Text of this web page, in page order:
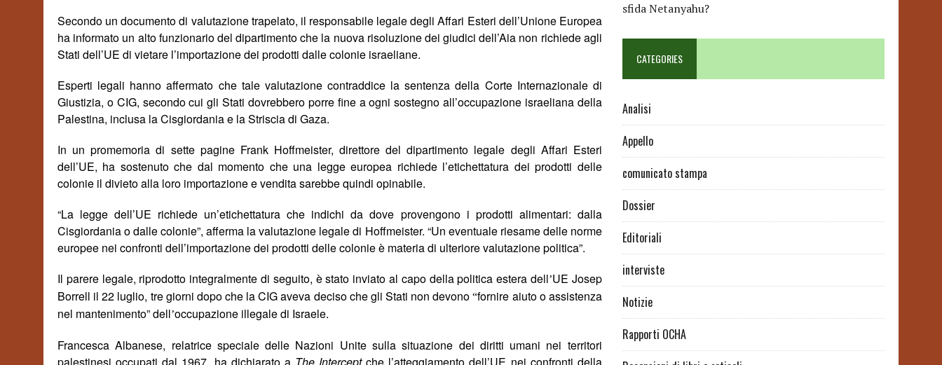
Secondo un documento di valutazione trapelato, il responsabile legale degli Affari Esteri dell’Unione Europea
ha informato un altofunzionario del dipartimento che la nuova risoluzione dei giudici dell’Aia non richiede agli
Stati dell’UE di vietare l’importazione dei prodotti dalle colonie israeliane.
Esperti legali hanno affermato che tale valutazione contraddice la sentenza della Corte Internazionale di
Giustizia, o CIG, secondo cui gli Stati dovrebbero porre fine a ogni sostegno all’occupazione israeliana della
Palestina, inclusa la Cisgiordania e la Striscia di Gaza.
In un promemoria di sette pagine Frank Hoffmeister, direttore del dipartimento legale degli Affari Esteri
dell’UE, ha sostenuto che dal momento che una legge europea richiede l’etichettatura dei prodotti delle
colonie il divietoalla loro importazione e vendita sarebbe quindi opinabile.
“La legge dell’UE richiede un’etichettatura che indichi da dove provengono i prodotti alimentari: dalla
Cisgiordania o dalle colonie”, afferma la valutazione legale di Hoffmeister. “Un eventuale riesame delle norme
europee nei confronti dell’importazione dei prodotti delle colonie è materia di ulteriore valutazione politica”.
Il parere legale, riprodotto integralmente di seguito, è stato inviato al capo della politica estera dell’UE Josep
Borrell il 22 luglio, tre giorni dopo che la CIG aveva deciso che gli Stati non devono“fornire aiuto o assistenza
nel mantenimento” dell’occupazione illegale di Israele.
Francesca Albanese, relatrice speciale delle Nazioni Unite sulla situazione dei diritti umani nei territori
sfida Netanyahu?
CATEGORIES
Analisi
Appello
comunicato stampa
Dossier
Editoriali
interviste
Notizie
Rapporti OCHA